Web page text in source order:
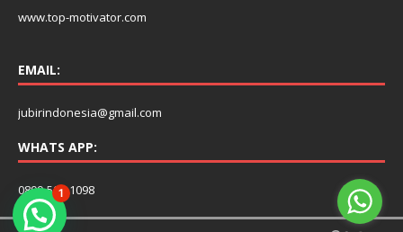
www.top-motivator.com
EMAIL:
jubirindonesia@gmail.com
WHATS APP:
0899-506-1098
1